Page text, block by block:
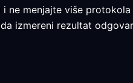
ne menjajte više
izmereni rezultat